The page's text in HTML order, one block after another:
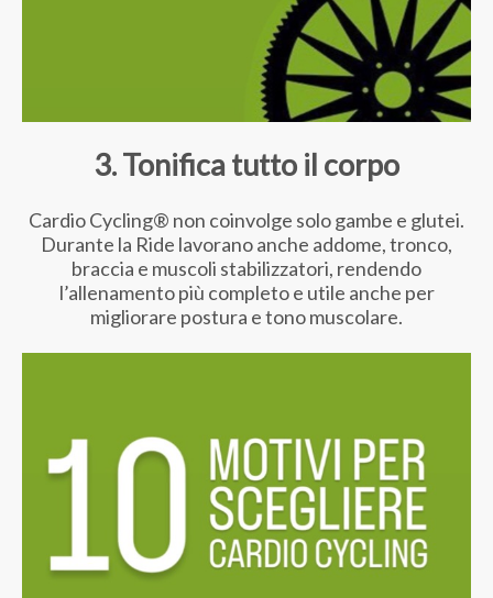
3. Tonifica tutto il corpo
Cardio Cycling® non coinvolge solo gambe e glutei.
Durante la Ride lavorano anche addome, tronco,
braccia e muscoli stabilizzatori, rendendo
l’allenamento più completo e utile anche per
migliorare postura e tono muscolare.